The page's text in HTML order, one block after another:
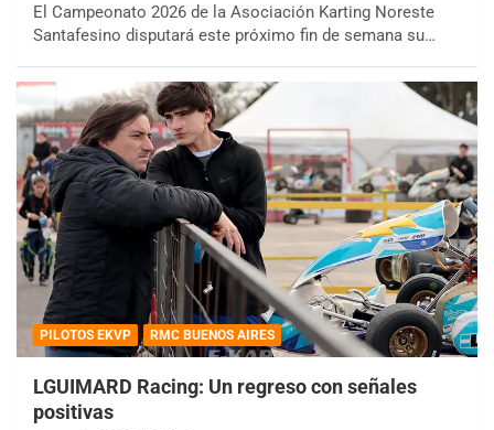
El Campeonato 2026 de la Asociación Karting Noreste
Santafesino disputará este próximo fin de semana su…
PILOTOS EKVP RMC BUENOS AIRES
LGUIMARD Racing: Un regreso con señales
positivas